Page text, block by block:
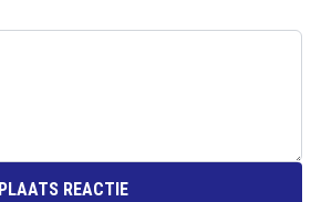
PLAATS REACTIE